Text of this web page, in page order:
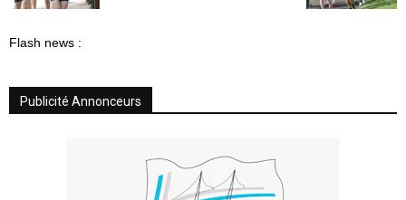
Flash news :
Publicité Annonceurs